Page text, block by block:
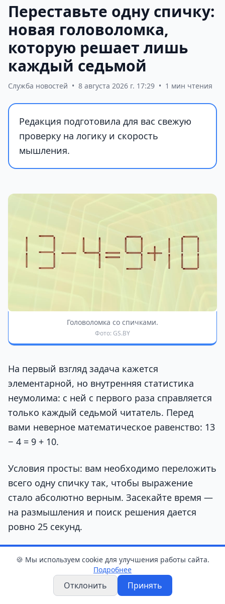
Переставьте одну спичку:
новая головоломка,
которую решает лишь
каждый седьмой
Служба новостей • 8 августа 2026 г. 17:29 • 1 мин чтения
Редакция подготовила для вас свежую
проверку на логику и скорость
мышления.
Головоломка со спичками.
Фото: GS.BY
На первый взгляд задача кажется
элементарной, но внутренняя статистика
неумолима: с ней с первого раза справляется
только каждый седьмой читатель. Перед
вами неверное математическое равенство: 13
− 4 = 9 + 10.
Условия просты: вам необходимо переложить
всего одну спичку так, чтобы выражение
стало абсолютно верным. Засекайте время —
на размышления и поиск решения дается
ровно 25 секунд.
🍪 Мы используем cookie для улучшения работы сайта.
Подробнее
Отклонить Принять